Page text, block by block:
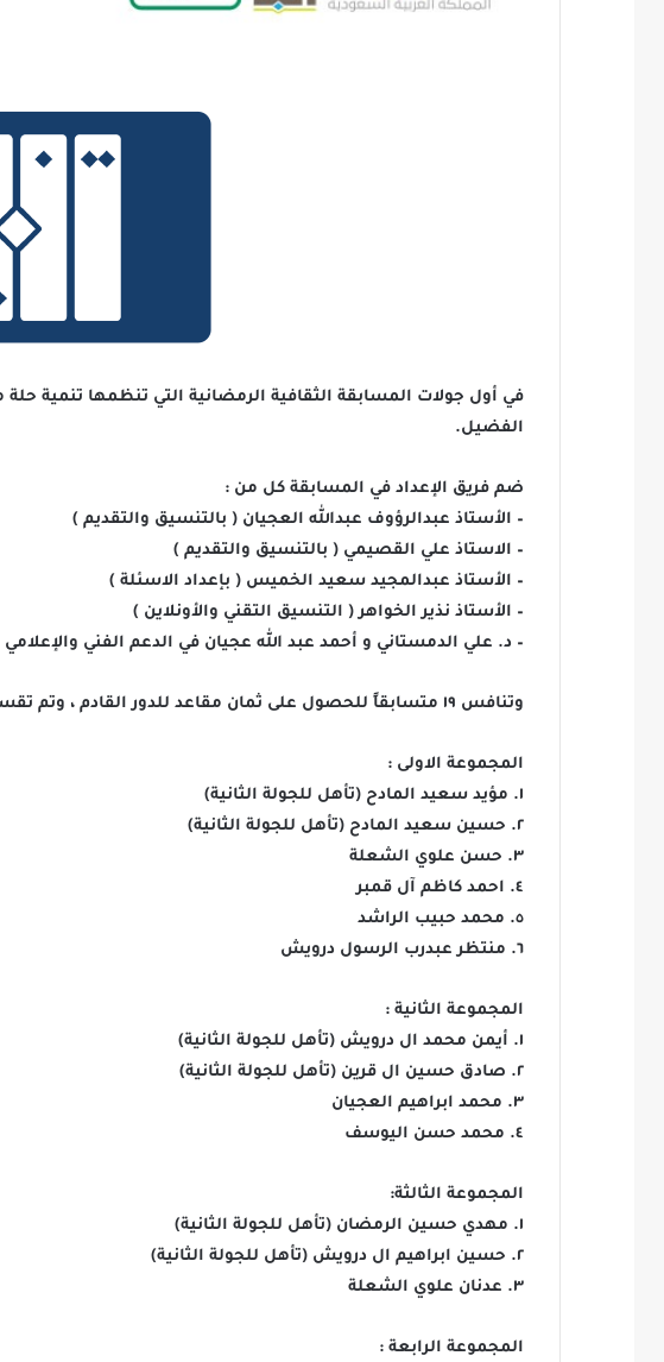
في أول جولات المسابقة الثقافية الرمضانية التي تنظمها تنمية
الفضيل.
ضم فريق الإعداد في المسابقة كل من :
– الأستاذ عبدالرؤوف عبدالله العجيان ( بالتنسيق والتقديم )
– الاستاذ علي القصيمي ( بالتنسيق والتقديم )
– الأستاذ عبدالمجيد سعيد الخميس ( بإعداد الاسئلة )
– الأستاذ نذير الخواهر ( التنسيق التقني والأونلاين )
– د. علي الدمستاني و أحمد عبد الله عجيان في الدعم الفني والإعلامي
وتنافس ١٩ متسابقاً للحصول على ثمان مقاعد للدور القادم ، وتم تقسيم المشاركين الى ٤ مجموعات على النحو التالي :
المجموعة الاولى :
١. مؤيد سعيد المادح (تأهل للجولة الثانية)
٢. حسين سعيد المادح (تأهل للجولة الثانية)
٣. حسن علوي الشعلة
٤. احمد كاظم آل قمبر
٥. محمد حبيب الراشد
٦. منتظر عبدرب الرسول درويش
المجموعة الثانية :
١. أيمن محمد ال درويش (تأهل للجولة الثانية)
٢. صادق حسين ال قرين (تأهل للجولة الثانية)
٣. محمد ابراهيم العجيان
٤. محمد حسن اليوسف
المجموعة الثالثة:
١. مهدي حسين الرمضان (تأهل للجولة الثانية)
٢. حسين ابراهيم ال درويش (تأهل للجولة الثانية)
٣. عدنان علوي الشعلة
المجموعة الرابعة :